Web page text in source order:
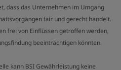
dass das Unternehmen im Umgang
fair und gerecht handelt.
frei von Einflüssen getroffen werden,
beeinträchtigen könnten.
kann BSI Gewährleistung keine